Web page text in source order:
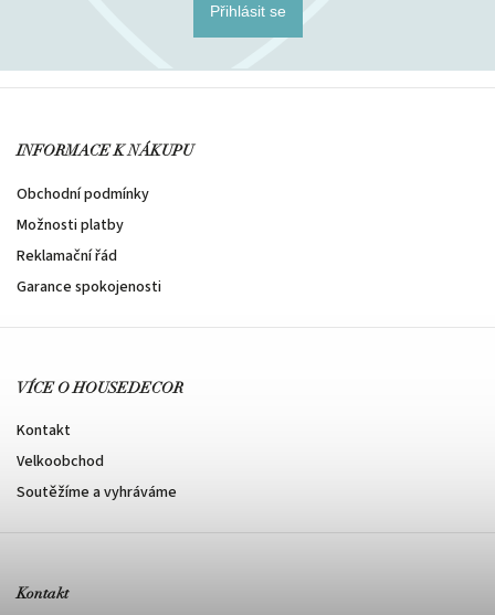
Přihlásit se
INFORMACE K NÁKUPU
Obchodní podmínky
Možnosti platby
Reklamační řád
Garance spokojenosti
VÍCE O HOUSEDECOR
Kontakt
Velkoobchod
Soutěžíme a vyhráváme
Kontakt